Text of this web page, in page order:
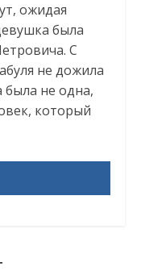
ожидая
была
С
не дожила
была не одна,
который